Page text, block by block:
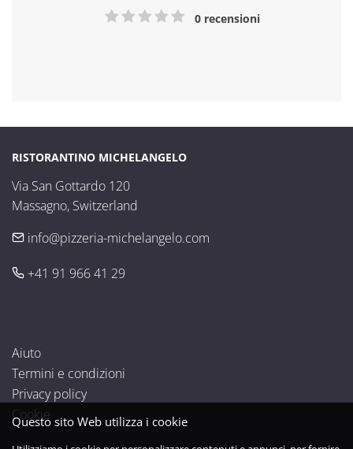
0 recensioni
RISTORANTINO MICHELANGELO
Via San Gottardo 120
Massagno, Switzerland
info@pizzeria-michelangelo.com
+41 91 966 41 29
Aiuto
Termini e condizioni
Privacy policy
Cookie
Questo sito Web utilizza i cookie